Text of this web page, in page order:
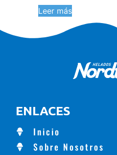
Leer más
ENLACES
Inicio
Sobre Nosotros